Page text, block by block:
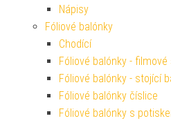
Nápisy
Fóliové balónky
Chodící
Fóliové balónky -
Fóliové balónky - stojící
Fóliové balónky číslice
Fóliové balónky s